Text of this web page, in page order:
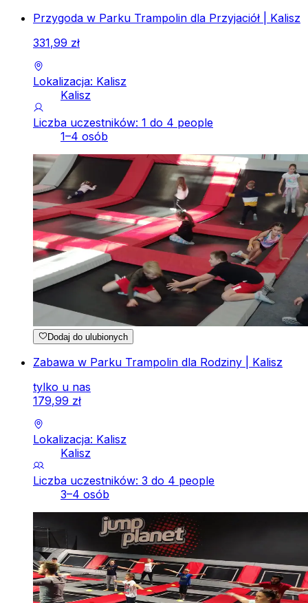
Przygoda w Parku Trampolin dla Przyjaciół | Kalisz
331,99 zł
Lokalizacja: Kalisz
Kalisz
Liczba uczestników: 1 do 4 people
1–4 osób
Dodaj do ulubionych
Zabawa w Parku Trampolin dla Rodziny | Kalisz
tylko u nas
179,99 zł
Lokalizacja: Kalisz
Kalisz
Liczba uczestników: 3 do 4 people
3–4 osób